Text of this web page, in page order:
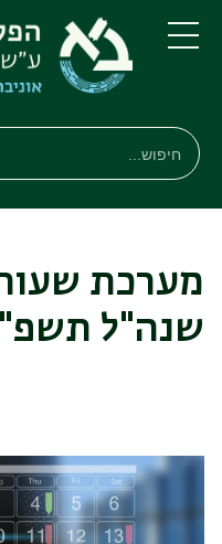
תפריט
חיפוש
חיפוש
מערכת
שנה"ל